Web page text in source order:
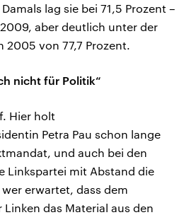
lag sie bei 71,5 Prozent –
aber deutlich unter der
2005 von 77,7 Prozent.
nicht für Politik“
Hier holt
Petra Pau schon lange
und auch bei den
Linkspartei mit Abstand die
erwartet, dass dem
das Material aus den